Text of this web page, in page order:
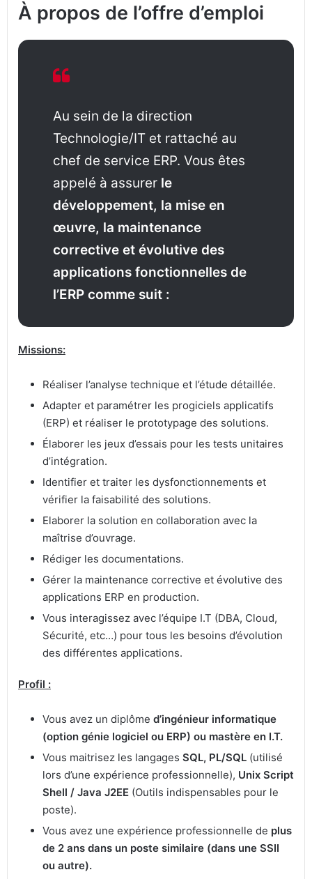
À propos de l’offre d’emploi
Au sein de la direction
Technologie/IT et rattaché au
chef de service ERP. Vous êtes
appelé à assurer le
développement, la mise en
œuvre, la maintenance
corrective et évolutive des
applications fonctionnelles de
l’ERP comme suit :
Missions:
Réaliser l’analyse technique et l’étude détaillée.
Adapter et paramétrer les progiciels applicatifs
(ERP) et réaliser le prototypage des solutions.
Élaborer les jeux d’essais pour les tests unitaires
d’intégration.
Identifier et traiter les dysfonctionnements et
vérifier la faisabilité des solutions.
Elaborer la solution en collaboration avec la
maîtrise d’ouvrage.
Rédiger les documentations.
Gérer la maintenance corrective et évolutive des
applications ERP en production.
Vous interagissez avec l’équipe I.T (DBA, Cloud,
Sécurité, etc…) pour tous les besoins d’évolution
des différentes applications.
Profil :
Vous avez un diplôme d’ingénieur informatique
(option génie logiciel ou ERP) ou mastère en I.T.
Vous maitrisez les langages SQL, PL/SQL (utilisé
lors d’une expérience professionnelle), Unix Script
Shell / Java J2EE (Outils indispensables pour le
poste).
Vous avez une expérience professionnelle de plus
de 2 ans dans un poste similaire (dans une SSII
ou autre).